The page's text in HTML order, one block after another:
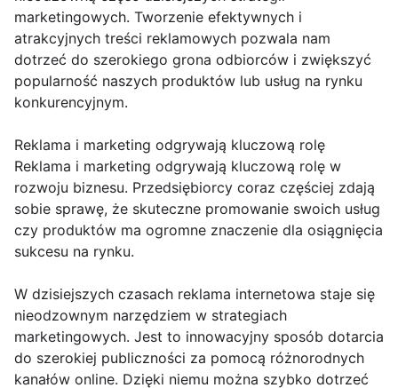
marketingowych. Tworzenie efektywnych i
atrakcyjnych treści reklamowych pozwala nam
dotrzeć do szerokiego grona odbiorców i zwiększyć
popularność naszych produktów lub usług na rynku
konkurencyjnym.
Reklama i marketing odgrywają kluczową rolę
Reklama i marketing odgrywają kluczową rolę w
rozwoju biznesu. Przedsiębiorcy coraz częściej zdają
sobie sprawę, że skuteczne promowanie swoich usług
czy produktów ma ogromne znaczenie dla osiągnięcia
sukcesu na rynku.
W dzisiejszych czasach reklama internetowa staje się
nieodzownym narzędziem w strategiach
marketingowych. Jest to innowacyjny sposób dotarcia
do szerokiej publiczności za pomocą różnorodnych
kanałów online. Dzięki niemu można szybko dotrzeć